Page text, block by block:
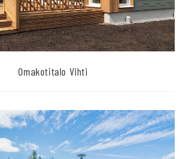
Omakotitalo Vihti